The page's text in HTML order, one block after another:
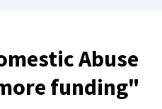
Abuse
funding"